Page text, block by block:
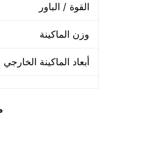
القوة / الباور
وزن الماكينة
أبعاد الماكينة الخارجي